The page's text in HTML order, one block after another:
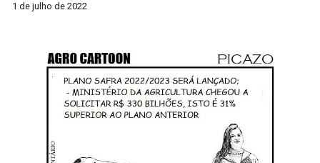
1 de julho de 2022